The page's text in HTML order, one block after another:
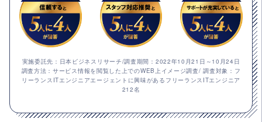
実施委託先：日本ビジネスリサーチ/調査期間：2022年10月21日～10月24日
調査方法：サービス情報を閲覧した上でのWEB上イメージ調査/ 調査対象：フ
リーランスITエンジニアエージェントに興味があるフリーランスITエンジニア
212名